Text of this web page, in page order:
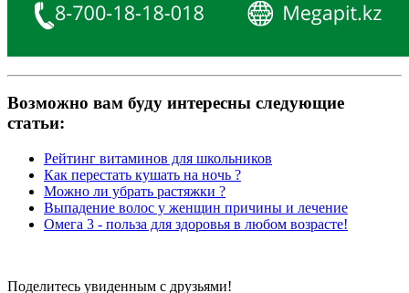
Возможно вам буду интересны следующие
статьи:
Рейтинг витаминов для школьников
Как перестать кушать на ночь ?
Можно ли убрать растяжки ?
Выпадение волос у женщин причины и лечение
Омега 3 - польза для здоровья в любом возрасте!
Поделитесь увиденным с друзьями!